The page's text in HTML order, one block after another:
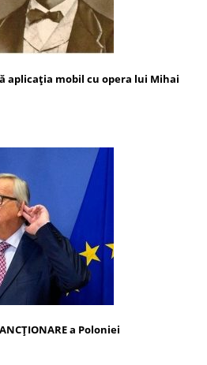
aplicația mobil cu opera lui Mihai
a Poloniei